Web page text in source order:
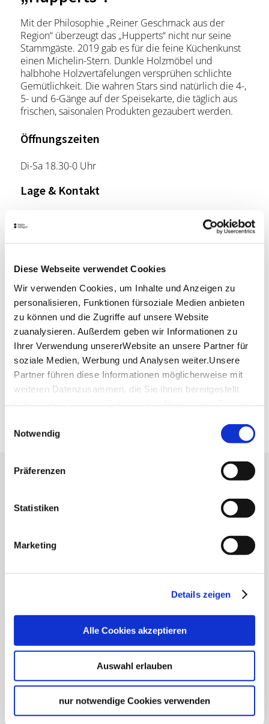
Diese Webseite verwendet Cookies
Wir verwenden Cookies, um Inhalte und Anzeigen zu
personalisieren, Funktionen fürsoziale Medien anbieten
zu können und die Zugriffe auf unsere Website
zuanalysieren. Außerdem geben wir Informationen zu
Ihrer Verwendung unsererWebsite an unsere Partner für
soziale Medien, Werbung und Analysen weiter.Unsere
Partner führen diese Informationen möglicherweise mit
weiteren Datenzusammen, die Sie ihnen bereitgestellt
Impressum
Notwendig
Präferenzen
Statistiken
Marketing
Details zeigen
Alle Cookies akzeptieren
Auswahl erlauben
nur notwendige Cookies verwenden
Mit der Philosophie „Reiner Geschmack aus der
Region“ überzeugt das „Hupperts“ nicht nur seine
Stammgäste. 2019 gab es für die feine Küchenkunst
einen Michelin-Stern. Dunkle Holzmöbel und
halbhohe Holzvertäfelungen versprühen schlichte
Gemütlichkeit. Die wahren Stars sind natürlich die 4-,
5- und 6-Gänge auf der Speisekarte, die täglich aus
frischen, saisonalen Produkten gezaubert werden.
Öffnungszeiten
Di-Sa 18.30-0 Uhr
Lage & Kontakt
Gebelsbergstr. 97
Planen Sie Ihre Anreise
Verkehrs- und Tarifverbund Stuttgart GmbH
Fahrplanauskunft des VVS
Deutsche Bahn AG
Fahrplanauskunft der DB
Google Maps
Mit unserem Newsletter bleiben Sie zu Events,
Abonnieren
Über uns
Stellenangebote
Presse
Business
Stuttgart Convention Bureau